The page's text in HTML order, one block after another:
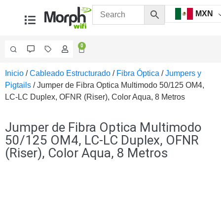
MXN
0
Videovigilancia
Accesorios
Generales
Ethernet y
FibraAccesorios
para
Computadora
Inicio /Cableado Estructurado / Fibra Óptica /Jumpers y
Pigtails / Jumper de Fibra Optica Multimodo 50/125 OM4,
LC-LC Duplex, OFNR (Riser), Color Aqua, 8 Metros
Jumper de Fibra Optica Multimodo
50/125 OM4, LC-LC Duplex, OFNR
(Riser), Color Aqua, 8 Metros